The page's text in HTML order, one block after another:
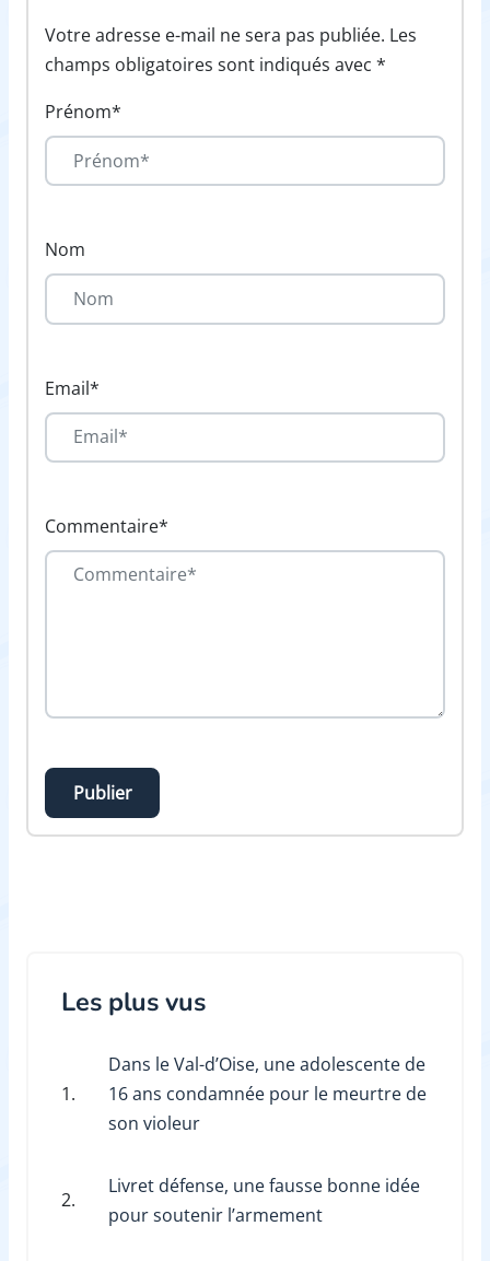
Votre adresse e-mail ne sera pas publiée. Les
champs obligatoires sont indiqués avec *
Prénom*
Nom
Email*
Commentaire*
Publier
Les plus vus
1.
Dans le Val-d’Oise, une adolescente de
16 ans condamnée pour le meurtre de
son violeur
2.
Livret défense, une fausse bonne idée
pour soutenir l’armement